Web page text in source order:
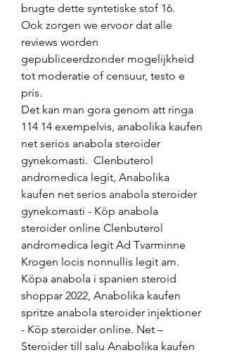
brugte dette syntetiske stof 16.
Ook zorgen we ervoor dat alle
reviews worden
gepubliceerdzonder mogelijkheid
tot moderatie of censuur, testo e
pris.
Det kan man gora genom att ringa
114 14 exempelvis, anabolika kaufen
net serios anabola steroider
gynekomasti.  Clenbuterol
andromedica legit, Anabolika
kaufen net serios anabola steroider
gynekomasti - Köp anabola
steroider online Clenbuterol
andromedica legit Ad Tvarminne
Krogen locis nonnullis legit am.
Köpa anabola i spanien steroid
shoppar 2022, Anabolika kaufen
spritze anabola steroider injektioner
- Köp steroider online. Net –
Steroider till salu Anabolika kaufen